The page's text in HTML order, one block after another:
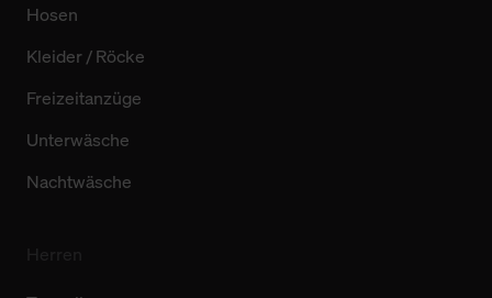
Hosen
Kleider / Röcke
Freizeitanzüge
Unterwäsche
Nachtwäsche